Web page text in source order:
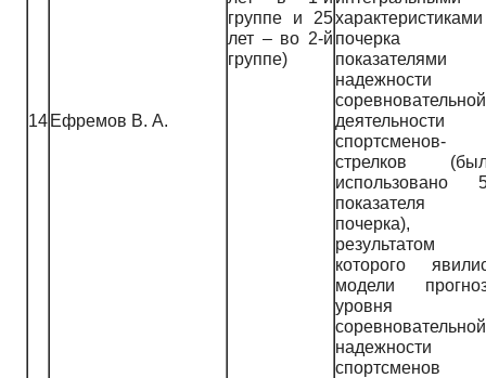
14 Ефремов В. А.
группе и 25
лет – во 2-й
группе)
характеристиками
почерка
показателями
надежности
соревновательной
деятельности
спортсменов-
стрелков
использовано
показателя
почерка),
результатом
которого
модели
уровня
соревновательной
надежности
спортсменов